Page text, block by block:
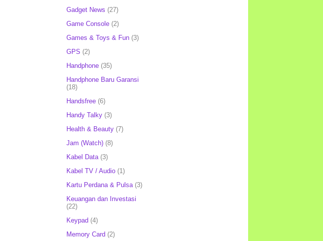
Gadget News (27)
Game Console (2)
Games & Toys & Fun (3)
GPS (2)
Handphone (35)
Handphone Baru Garansi
(18)
Handsfree (6)
Handy Talky (3)
Health & Beauty (7)
Jam (Watch) (8)
Kabel Data (3)
Kabel TV / Audio (1)
Kartu Perdana & Pulsa (3)
Keuangan dan Investasi
(22)
Keypad (4)
Memory Card (2)